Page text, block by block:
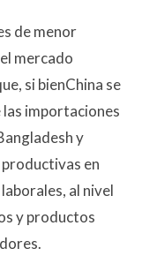
de menor
mercado
si bienChina se
las importaciones
y
en
al nivel
y productos